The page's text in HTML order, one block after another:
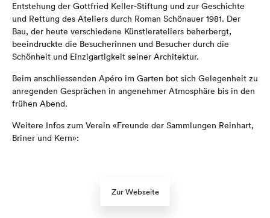
Entstehung der Gottfried Keller-Stiftung und zur Geschichte
und Rettung des Ateliers durch Roman Schönauer 1981. Der
Bau, der heute verschiedene Künstlerateliers beherbergt,
beeindruckte die Besucherinnen und Besucher durch die
Schönheit und Einzigartigkeit seiner Architektur.
Beim anschliessenden Apéro im Garten bot sich Gelegenheit zu
anregenden Gesprächen in angenehmer Atmosphäre bis in den
frühen Abend.
Weitere Infos zum Verein «Freunde der Sammlungen Reinhart,
Briner und Kern»:
Zur Webseite